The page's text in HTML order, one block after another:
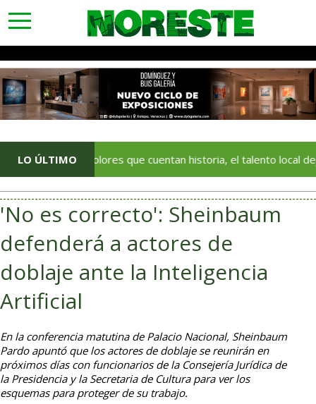
toggle
navigation
LO ÚLTIMO
Con colores que cuentan historia, el talento local deja huella
'No es correcto': Sheinbaum
defenderá a actores de
doblaje ante la Inteligencia
Artificial
En la conferencia matutina de Palacio Nacional, Sheinbaum
Pardo apuntó que los actores de doblaje se reunirán en
próximos días con funcionarios de la Consejería Jurídica de
la Presidencia y la Secretaria de Cultura para ver los
esquemas para proteger de su trabajo.